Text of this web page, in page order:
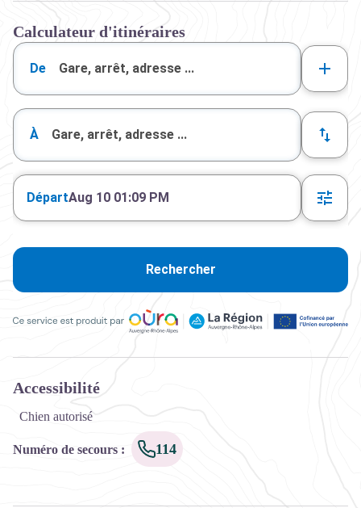
Calculateur d'itinéraires
De
À
DépartAug 10 01:09 PM
Rechercher
Accessibilité
Chien autorisé
Numéro de secours : 114